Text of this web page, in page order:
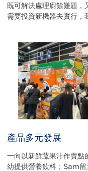
既可解決處理廚餘難題，
需要投資新機器去實行，
產品多元發展
一向以新鮮蔬果汁作賣點
幼提供營養飲料；Sam